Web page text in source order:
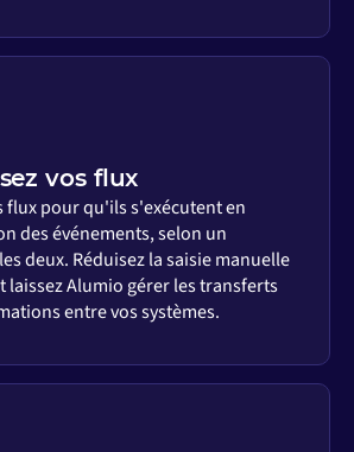
vos flux
flux pour qu'ils s'exécutent en
des événements, selon un
deux. Réduisez la saisie manuelle
laissez Alumio gérer les transferts
entre vos systèmes.